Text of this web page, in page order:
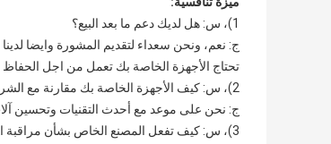
1)، س: هل لديك دعم ما بعد البيع؟
ج: نعم، ونحن سعداء لتقديم المشورة وايضا
تحتاج الأجهزة الخاصة بك تعمل من اجل
2)، س: كيف الأجهزة الخاصة بك مقارنة مع الشركات الكبرى الأخرى في هذا السوق؟
ج: نحن على موعد مع أحدث التقنيات وتحسين
3)، س: كيف تفعل المصنع الخاص بشأن مراقبة الجودة؟